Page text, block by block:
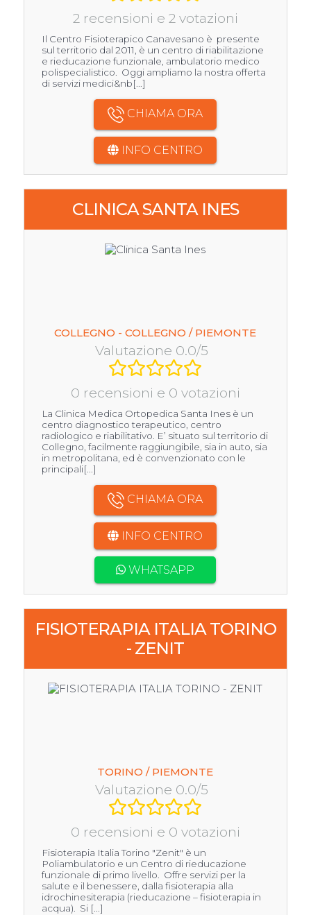
2 recensioni e 2 votazioni
Il Centro Fisioterapico Canavesano è presente
sul territorio dal 2011, è un centro di riabilitazione
e rieducazione funzionale, ambulatorio medico
polispecialistico. Oggi ampliamo la nostra offerta
di servizi medici&nb[...]
CHIAMA ORA
INFO CENTRO
CLINICA SANTA INES
COLLEGNO - COLLEGNO / PIEMONTE
Valutazione 0.0/5
0 recensioni e 0 votazioni
La Clinica Medica Ortopedica Santa Ines è un
centro diagnostico terapeutico, centro
radiologico e riabilitativo. E’ situato sul territorio di
Collegno, facilmente raggiungibile, sia in auto, sia
in metropolitana, ed è convenzionato con le
principali[...]
CHIAMA ORA
INFO CENTRO
WHATSAPP
FISIOTERAPIA ITALIA TORINO
- ZENIT
TORINO / PIEMONTE
Valutazione 0.0/5
0 recensioni e 0 votazioni
Fisioterapia Italia Torino "Zenit" è un
Poliambulatorio e un Centro di rieducazione
funzionale di primo livello. Offre servizi per la
salute e il benessere, dalla fisioterapia alla
idrochinesiterapia (rieducazione – fisioterapia in
acqua). Si [...]